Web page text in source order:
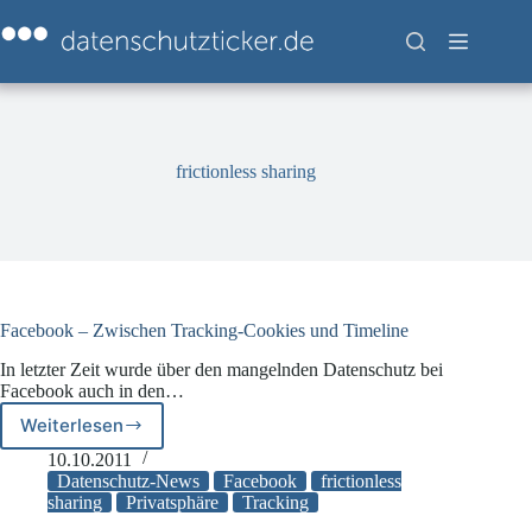
Inhalt
springen
frictionless sharing
Facebook – Zwischen Tracking-Cookies und Timeline
In letzter Zeit wurde über den mangelnden Datenschutz bei
Facebook auch in den…
Weiterlesen
Facebook
–
Zwischen
Tracking-
10.10.2011
Datenschutz-News
Facebook
frictionless
sharing
Privatsphäre Tracking